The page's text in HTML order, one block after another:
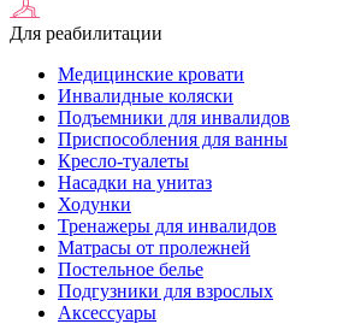
Для реабилитации
Медицинские кровати
Инвалидные коляски
Подъемники для инвалидов
Приспособления для ванны
Кресло-туалеты
Насадки на унитаз
Ходунки
Тренажеры для инвалидов
Матрасы от пролежней
Постельное белье
Подгузники для взрослых
Аксессуары